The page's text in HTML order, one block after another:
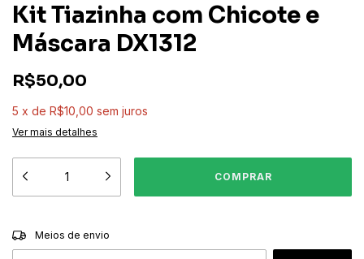
Kit Tiazinha com Chicote e
Máscara DX1312
R$50,00
5 x de R$10,00 sem juros
Ver mais detalhes
Entregas para o CEP:
Meios de envio